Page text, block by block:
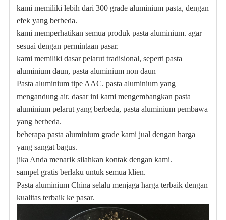
kami memiliki lebih dari 300 grade aluminium pasta, dengan
efek yang berbeda.
kami memperhatikan semua produk pasta aluminium. agar
sesuai dengan permintaan pasar.
kami memiliki dasar pelarut tradisional, seperti pasta
aluminium daun, pasta aluminium non daun
Pasta aluminium tipe AAC. pasta aluminium yang
mengandung air. dasar ini kami mengembangkan pasta
aluminium pelarut yang berbeda, pasta aluminium pembawa
yang berbeda.
beberapa pasta aluminium grade kami jual dengan harga
yang sangat bagus.
jika Anda menarik silahkan kontak dengan kami.
sampel gratis berlaku untuk semua klien.
Pasta aluminium China selalu menjaga harga terbaik dengan
kualitas terbaik ke pasar.